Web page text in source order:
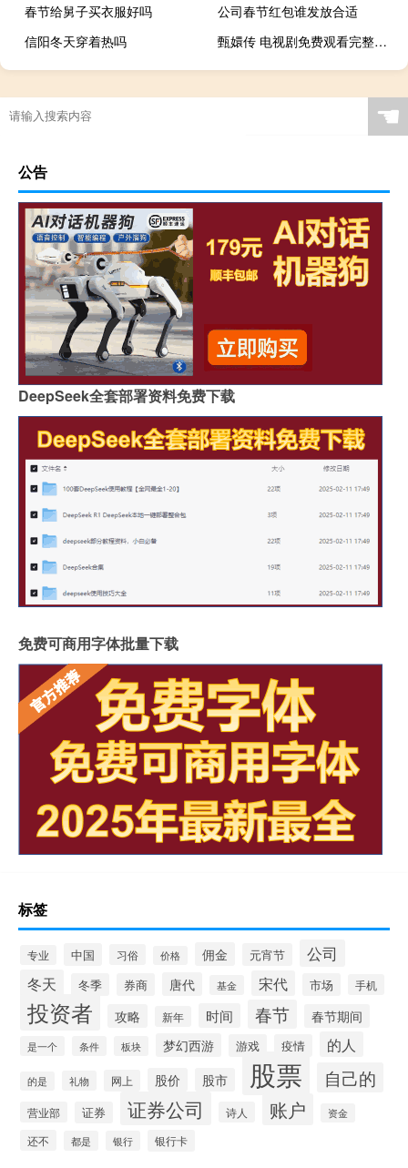
春节给舅子买衣服好吗
公司春节红包谁发放合适
信阳冬天穿着热吗
甄嬛传 电视剧免费观看完整版（甄嬛传 电视剧）
☚
公告
DeepSeek全套部署资料免费下载
免费可商用字体批量下载
标签
专业 中国 习俗 价格 佣金 元宵节
公司
冬天
冬季 券商 唐代 基金 宋代 市场 手机
投资者 攻略 新年 时间 春节 春节期间
是一个 条件 板块 梦幻西游 游戏 疫情 的人
的是 礼物 网上 股价 股市 股票 自己的
营业部 证券 证券公司 诗人 账户 资金
还不 都是 银行 银行卡